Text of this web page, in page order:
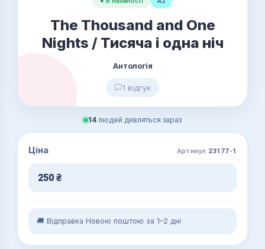
The Thousand and One
Nights / Тисяча і одна ніч
Антологія
1 відгук
14 людей дивляться зараз
Ціна Артикул 23177-1
250 ₴
🚚 Відправка Новою поштою за 1–2 дні